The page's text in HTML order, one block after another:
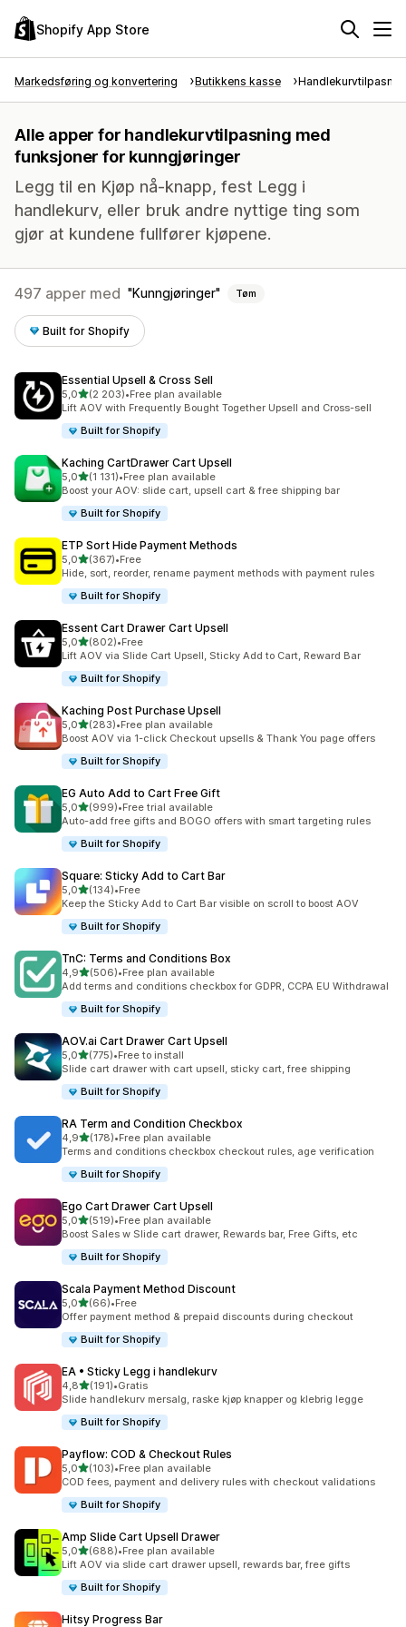
Shopify App Store
Markedsføring og konvertering Butikkens kasse
Alle apper for handlekurvtilpasning med
funksjoner for kunngjøringer
Legg til en Kjøp nå-knapp, fest Legg i
handlekurv, eller bruk andre nyttige ting som
gjør at kundene fullfører kjøpene.
497 apper med Kunngjøringer Tøm
Built for Shopify
Essential Upsell & Cross Sell
5,0av 5 stjerner
(2 203)
Totalt 2203 omtaler
•Free plan available
Lift AOV with Frequently Bought Together Upsell and Cross-sell
Built for Shopify
Kaching CartDrawer Cart Upsell
5,0av 5 stjerner
(1 131)
Totalt 1131 omtaler
•Free plan available
Boost your AOV: slide cart, upsell cart & free shipping bar
Built for Shopify
ETP Sort Hide Payment Methods
5,0av 5 stjerner
(367)
Totalt 367 omtaler
•Free
Hide, sort, reorder, rename payment methods with payment rules
Built for Shopify
Essent Cart Drawer Cart Upsell
5,0av 5 stjerner
(802)
Totalt 802 omtaler
•Free
Lift AOV via Slide Cart Upsell, Sticky Add to Cart, Reward Bar
Built for Shopify
Kaching Post Purchase Upsell
5,0av 5 stjerner
(283)
Totalt 283 omtaler
•Free plan available
Boost AOV via 1-click Checkout upsells & Thank You page offers
Built for Shopify
EG Auto Add to Cart Free Gift
5,0av 5 stjerner
(999)
Totalt 999 omtaler
•Free trial available
Auto-add free gifts and BOGO offers with smart targeting rules
Built for Shopify
Square: Sticky Add to Cart Bar
5,0av 5 stjerner
(134)
Totalt 134 omtaler
•Free
Keep the Sticky Add to Cart Bar visible on scroll to boost AOV
Built for Shopify
TnC: Terms and Conditions Box
4,9av 5 stjerner
(506)
Totalt 506 omtaler
•Free plan available
Add terms and conditions checkbox for GDPR, CCPA EU Withdrawal
Built for Shopify
AOV.ai Cart Drawer Cart Upsell
5,0av 5 stjerner
(775)
Totalt 775 omtaler
•Free to install
Slide cart drawer with cart upsell, sticky cart, free shipping
Built for Shopify
RA Term and Condition Checkbox
4,9av 5 stjerner
(178)
Totalt 178 omtaler
•Free plan available
Terms and conditions checkbox checkout rules, age verification
Built for Shopify
Ego Cart Drawer Cart Upsell
5,0av 5 stjerner
(519)
Totalt 519 omtaler
•Free plan available
Boost Sales w Slide cart drawer, Rewards bar, Free Gifts, etc
Built for Shopify
Scala Payment Method Discount
5,0av 5 stjerner
(66)
Totalt 66 omtaler
•Free
Offer payment method & prepaid discounts during checkout
Built for Shopify
EA • Sticky Legg i handlekurv
4,8av 5 stjerner
(191)
Totalt 191 omtaler
•Gratis
Slide handlekurv mersalg, raske kjøp knapper og klebrig legge
Built for Shopify
Payflow: COD & Checkout Rules
5,0av 5 stjerner
(103)
Totalt 103 omtaler
•Free plan available
COD fees, payment and delivery rules with checkout validations
Built for Shopify
Amp Slide Cart Upsell Drawer
5,0av 5 stjerner
(688)
Totalt 688 omtaler
•Free plan available
Lift AOV via slide cart drawer upsell, rewards bar, free gifts
Built for Shopify
Hitsy Progress Bar